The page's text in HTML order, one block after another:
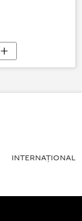
INTERNAŢIONAL